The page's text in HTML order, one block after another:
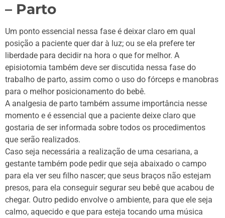
– Parto
Um ponto essencial nessa fase é deixar claro em qual
posição a paciente quer dar à luz; ou se ela prefere ter
liberdade para decidir na hora o que for melhor. A
episiotomia também deve ser discutida nessa fase do
trabalho de parto, assim como o uso do fórceps e manobras
para o melhor posicionamento do bebê.
A analgesia de parto também assume importância nesse
momento e é essencial que a paciente deixe claro que
gostaria de ser informada sobre todos os procedimentos
que serão realizados.
Caso seja necessária a realização de uma cesariana, a
gestante também pode pedir que seja abaixado o campo
para ela ver seu filho nascer; que seus braços não estejam
presos, para ela conseguir segurar seu bebê que acabou de
chegar. Outro pedido envolve o ambiente, para que ele seja
calmo, aquecido e que para esteja tocando uma música